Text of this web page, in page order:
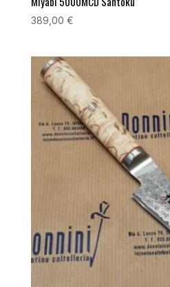
389,00 €